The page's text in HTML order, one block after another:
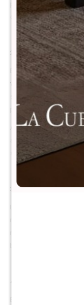
persona se levanta o se
que valoran un sueño
2. Látex de alta
El látex cuenta con
ventilación y mantienen
superficie lisa evita la
piel.
Además, ofrece un
alineado y
superior.
3. Refuerzo lateral con
Los bordes del colchón
mayor grosor,
recostarse en los
borde de la cama.
4. Nivel de soporte: DE
Equilibra la suavidad del